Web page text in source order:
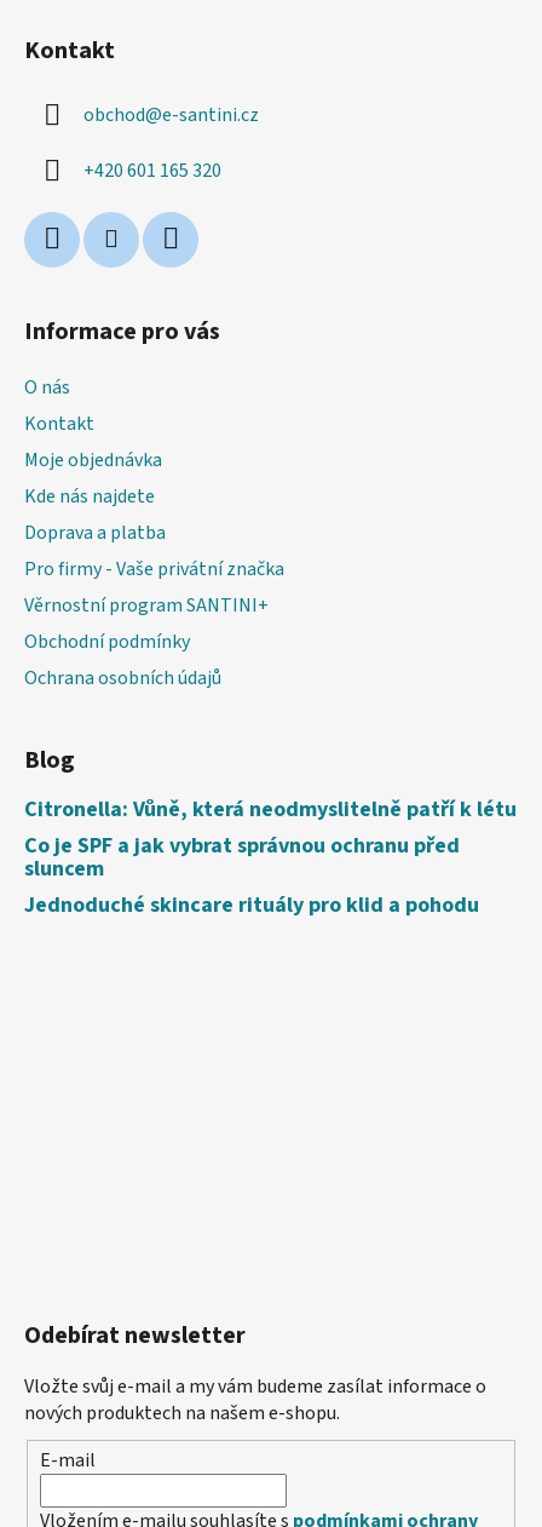
Kontakt
obchod@e-santini.cz
+420 601 165 320
Informace pro vás
O nás
Kontakt
Moje objednávka
Kde nás najdete
Doprava a platba
Pro firmy - Vaše privátní značka
Věrnostní program SANTINI+
Obchodní podmínky
Ochrana osobních údajů
Blog
Citronella: Vůně, která neodmyslitelně patří k létu
Co je SPF a jak vybrat správnou ochranu před
sluncem
Jednoduché skincare rituály pro klid a pohodu
Odebírat newsletter
Vložte svůj e-mail a my vám budeme zasílat informace o
nových produktech na našem e-shopu.
E-mail
Vložením e-mailu souhlasíte s podmínkami ochrany